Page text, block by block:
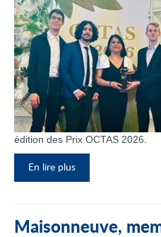
édition des Prix OCTAS 2026.
En lire plus
Maisonneuve,